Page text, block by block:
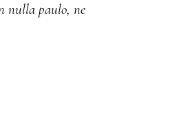
nulla paulo, ne